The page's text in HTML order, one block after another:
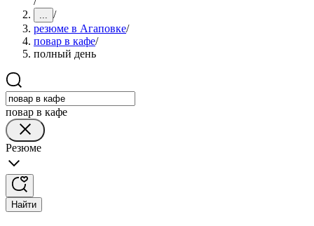
... /
резюме в Агаповке/
повар в кафе/
полный день
повар в кафе
Резюме
Найти